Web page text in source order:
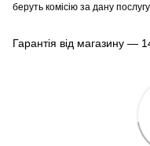
беруть комісію за дану
Гарантія від магазину —